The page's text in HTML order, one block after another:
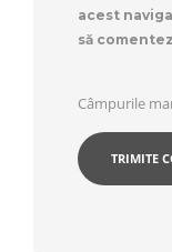
acest
să
Câmpurile